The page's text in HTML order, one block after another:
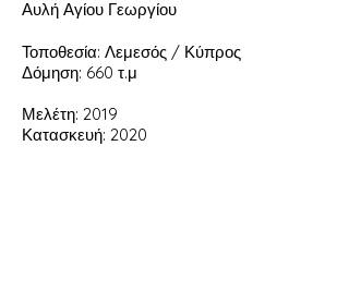
Αυλή Αγίου Γεωργίου
Τοποθεσία: Λεμεσός / Κύπρος
Δόμηση: 660 τ.μ
Μελέτη: 2019
Κατασκευή: 2020